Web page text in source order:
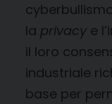
la privacy e
il loro
industriale
base per